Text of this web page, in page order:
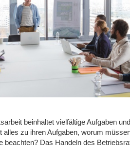
beinhaltet vielfältige Aufgaben
alles zu ihren Aufgaben, worum
beachten? Das Handeln des